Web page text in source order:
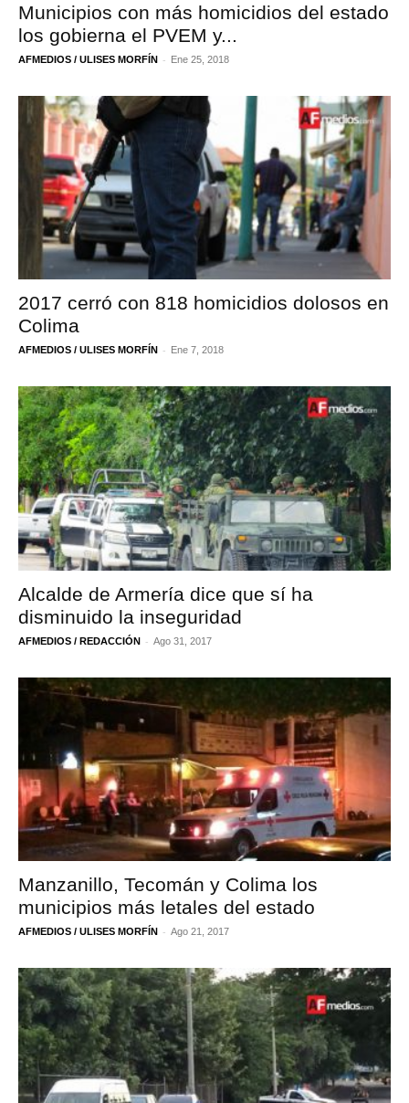
Municipios con más homicidios del estado
los gobierna el PVEM y...
AFMEDIOS / ULISES MORFÍN - Ene 25, 2018
2017 cerró con 818 homicidios dolosos en
Colima
AFMEDIOS / ULISES MORFÍN - Ene 7, 2018
Alcalde de Armería dice que sí ha
disminuido la inseguridad
AFMEDIOS / REDACCIÓN - Ago 31, 2017
Manzanillo, Tecomán y Colima los
municipios más letales del estado
AFMEDIOS / ULISES MORFÍN - Ago 21, 2017